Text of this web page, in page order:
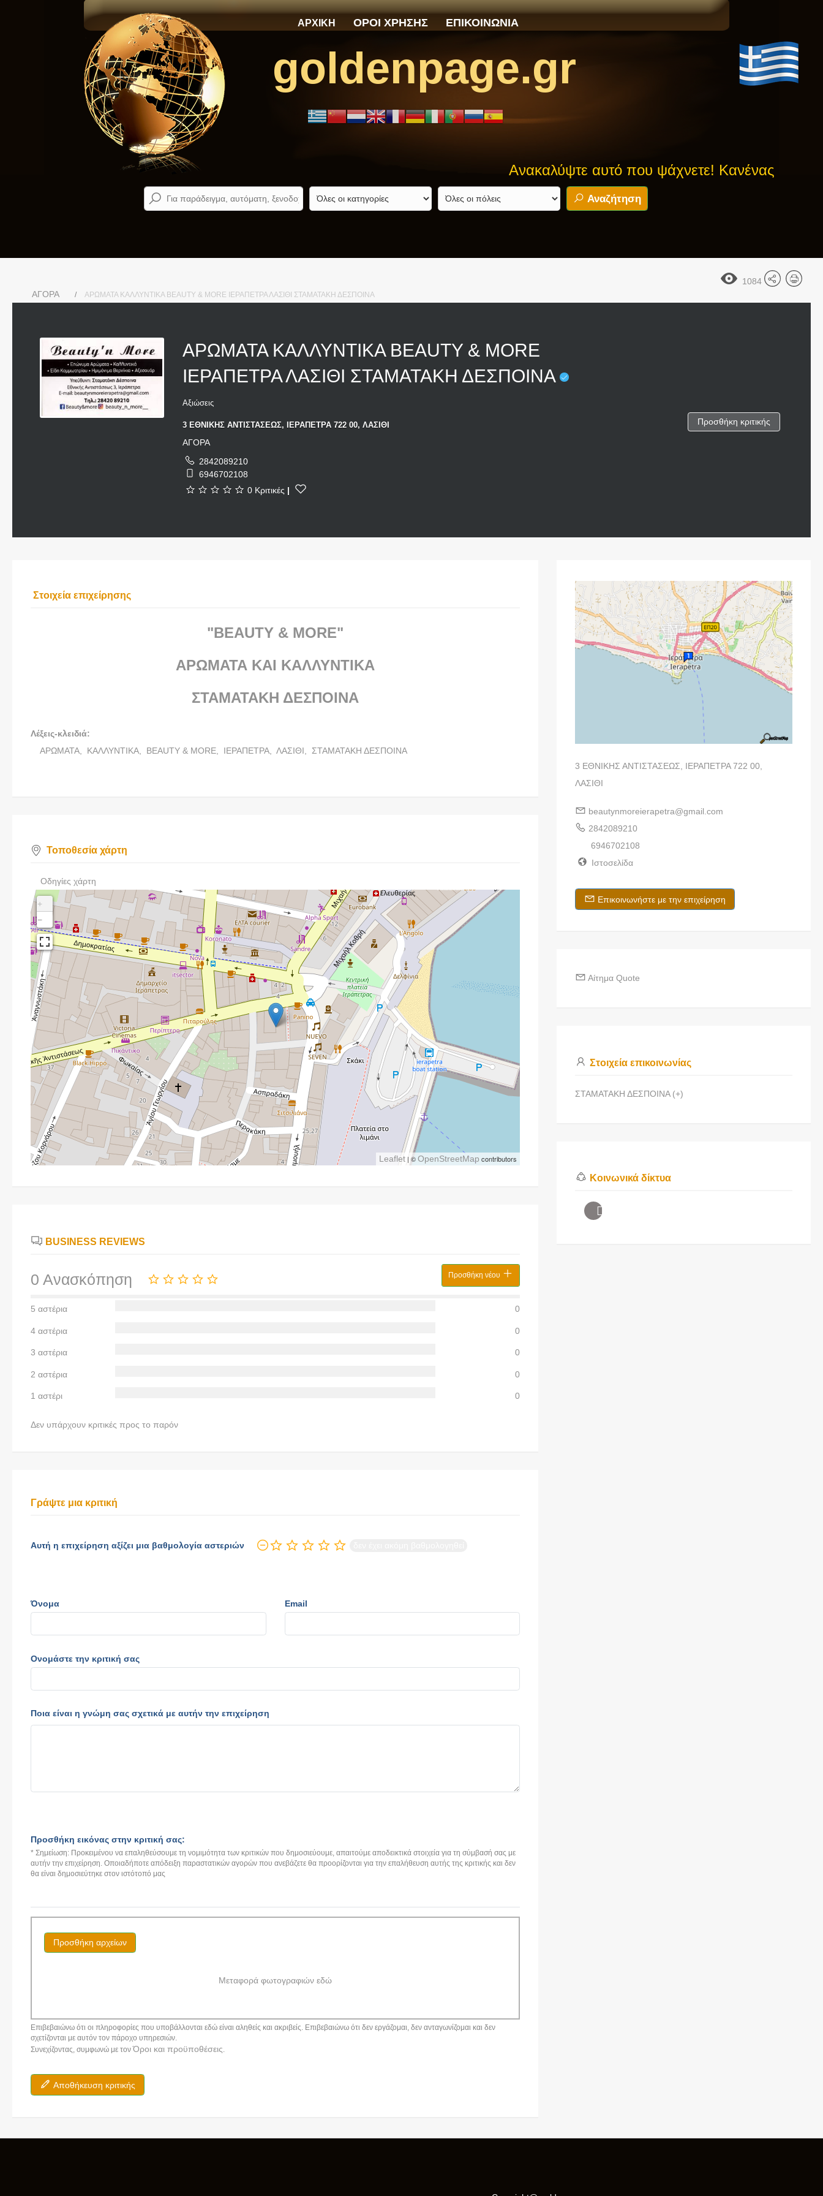
ΑΡΧΙΚΗ ΟΡΟΙ ΧΡΗΣΗΣ ΕΠΙΚΟΙΝΩΝΙΑ
goldenpage.gr
Ανακαλύψτε αυτό που ψάχνετε! Κανένας μύθος δεν
Αναζήτηση
1084
ΑΓΟΡΑ
ΑΡΩΜΑΤΑ ΚΑΛΛΥΝΤΙΚΑ BEAUTY & MORE ΙΕΡΑΠΕΤΡΑ ΛΑΣΙΘΙ ΣΤΑΜΑΤΑΚΗ ΔΕΣΠΟΙΝΑ
ΑΡΩΜΑΤΑ ΚΑΛΛΥΝΤΙΚΑ BEAUTY & MORE
ΙΕΡΑΠΕΤΡΑ ΛΑΣΙΘΙ ΣΤΑΜΑΤΑΚΗ ΔΕΣΠΟΙΝΑ
Αξιώσεις
3 ΕΘΝΙΚΗΣ ΑΝΤΙΣΤΑΣΕΩΣ, ΙΕΡΑΠΕΤΡΑ 722 00, ΛΑΣΙΘΙ
ΑΓΟΡΑ
2842089210
6946702108
0 Κριτικές |
Προσθήκη κριτικής
Στοιχεία επιχείρησης
"BEAUTY & MORE"
ΑΡΩΜΑΤΑ ΚΑΙ ΚΑΛΛΥΝΤΙΚΑ
ΣΤΑΜΑΤΑΚΗ ΔΕΣΠΟΙΝΑ
Λέξεις-κλειδιά:
ΑΡΩΜΑΤΑ,
ΚΑΛΛΥΝΤΙΚΑ, BEAUTY & MORE, ΙΕΡΑΠΕΤΡΑ, ΛΑΣΙΘΙ, ΣΤΑΜΑΤΑΚΗ ΔΕΣΠΟΙΝΑ
Τοποθεσία χάρτη
Οδηγίες χάρτη
+
−
Leaflet | ©OpenStreetMap contributors
BUSINESS REVIEWS
0 Ανασκόπηση Προσθήκη νέου
5 αστέρια 0
4 αστέρια 0
3 αστέρια 0
2 αστέρια 0
1 αστέρι 0
Δεν υπάρχουν κριτικές προς το παρόν
Γράψτε μια κριτική
Αυτή η επιχείρηση αξίζει μια βαθμολογία αστεριών
Όνομα Email
Ονομάστε την κριτική σας
Ποια είναι η γνώμη σας σχετικά με αυτήν την επιχείρηση
Προσθήκη εικόνας στην κριτική σας:
* Σημείωση: Προκειμένου να επαληθεύσουμε τη νομιμότητα των κριτικών που δημοσιεύουμε, απαιτούμε αποδεικτικά στοιχεία για τη σύμβασή σας με
αυτήν την επιχείρηση. Οποιαδήποτε απόδειξη παραστατικών αγορών που ανεβάζετε θα προορίζονται για την επαλήθευση αυτής της κριτικής και δεν
θα είναι δημοσιεύτηκε στον ιστότοπό μας
Προσθήκη αρχείων
Μεταφορά φωτογραφιών εδώ
Επιβεβαιώνω ότι οι πληροφορίες που υποβάλλονται εδώ είναι αληθείς και ακριβείς. Επιβεβαιώνω ότι δεν εργάζομαι, δεν ανταγωνίζομαι και δεν
σχετίζονται με αυτόν τον πάροχο υπηρεσιών.
Συνεχίζοντας, συμφωνώ με τονΌροι και προϋποθέσεις.
Αποθήκευση κριτικής
3 ΕΘΝΙΚΗΣ ΑΝΤΙΣΤΑΣΕΩΣ, ΙΕΡΑΠΕΤΡΑ 722 00,
ΛΑΣΙΘΙ
beautynmoreierapetra@gmail.com
2842089210
6946702108
Ιστοσελίδα
Επικοινωνήστε με την επιχείρηση
Αίτημα Quote
Στοιχεία επικοινωνίας
ΣΤΑΜΑΤΑΚΗ ΔΕΣΠΟΙΝΑ (+)
Κοινωνικά δίκτυα